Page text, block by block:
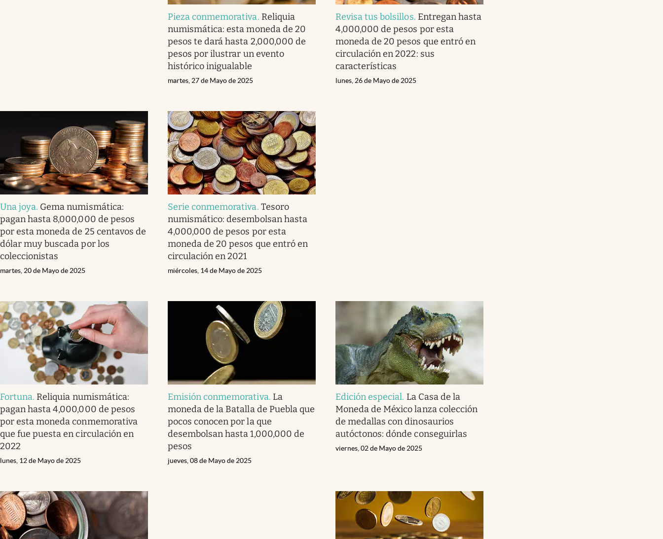
Pieza conmemorativa. Reliquia
numismática: esta moneda de 20
pesos te dará hasta 2,000,000 de
pesos por ilustrar un evento
histórico inigualable
martes, 27 de Mayo de 2025
Revisa tus bolsillos. Entregan hasta
4,000,000 de pesos por esta
moneda de 20 pesos que entró en
circulación en 2022: sus
características
lunes, 26 de Mayo de 2025
Una joya. Gema numismática:
pagan hasta 8,000,000 de pesos
por esta moneda de 25 centavos de
dólar muy buscada por los
coleccionistas
martes, 20 de Mayo de 2025
Serie conmemorativa. Tesoro
numismático: desembolsan hasta
4,000,000 de pesos por esta
moneda de 20 pesos que entró en
circulación en 2021
miércoles, 14 de Mayo de 2025
Fortuna. Reliquia numismática:
pagan hasta 4,000,000 de pesos
por esta moneda conmemorativa
que fue puesta en circulación en
2022
lunes, 12 de Mayo de 2025
Emisión conmemorativa. La
moneda de la Batalla de Puebla que
pocos conocen por la que
desembolsan hasta 1,000,000 de
pesos
jueves, 08 de Mayo de 2025
Edición especial. La Casa de la
Moneda de México lanza colección
de medallas con dinosaurios
autóctonos: dónde conseguirlas
viernes, 02 de Mayo de 2025